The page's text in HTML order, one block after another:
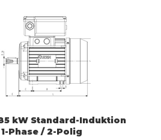
kW Standard-Induktion
Phase / 2-Polig